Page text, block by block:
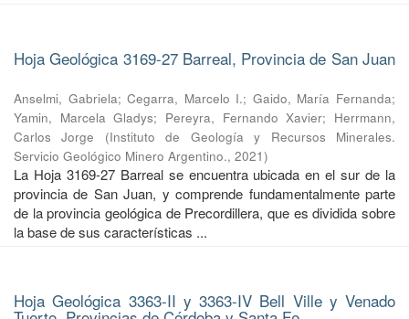
Hoja Geológica 3169-27 Barreal, Provincia de San Juan
Anselmi, Gabriela;Cegarra, Marcelo I.; Gaido, María Fernanda;
Yamin, Marcela Gladys; Pereyra, Fernando Xavier; Herrmann,
Carlos Jorge
(Instituto de Geología y Recursos Minerales.
Servicio Geológico Minero Argentino., 2021)
La Hoja 3169-27 Barreal se encuentra ubicada en el sur de la
provincia de San Juan, y comprende fundamentalmente parte
de la provincia geológica de Precordillera, que es dividida sobre
la base de sus características ...
Hoja Geológica 3363-II y 3363-IV Bell Ville y Venado